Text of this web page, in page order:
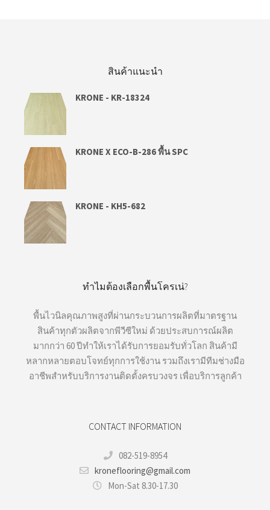
สินค้าแนะนำ
KRONE - KR-18324
KRONE X ECO-B-286 พื้น SPC
KRONE - KH5-682
ทำไมต้องเลือกพื้นโครเน่?
พื้นไวนิลคุณภาพสูงที่ผ่านกระบวนการผลิตที่มาตรฐาน
สินค้าทุกตัวผลิตจากพีวีซีใหม่ ด้วยประสบการณ์ผลิต
มากกว่า 60 ปีทำให้เราได้รับการยอมรับทั่วโลก สินค้ามี
หลากหลายตอบโจทย์ทุกการใช้งาน รวมถึงเรามีทีมช่างมือ
อาชีพสำหรับบริการงานติดตั้งครบวงจร เพื่อบริการลูกค้า
CONTACT INFORMATION
082-519-8954
kroneflooring@gmail.com
Mon-Sat 8.30-17.30